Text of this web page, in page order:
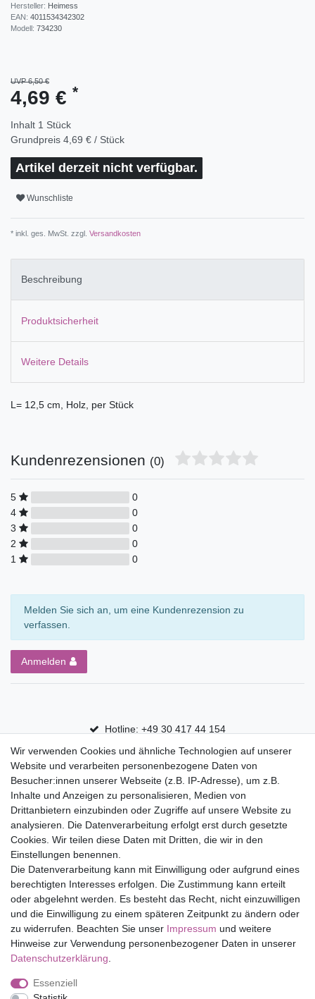
Hersteller: Heimess
EAN: 4011534342302
Modell: 734230
UVP 6,50 €
4,69 € *
Inhalt 1 Stück
Grundpreis 4,69 € / Stück
Artikel derzeit nicht verfügbar.
Wunschliste
* inkl. ges. MwSt. zzgl. Versandkosten
Beschreibung
Produktsicherheit
Weitere Details
L= 12,5 cm, Holz, per Stück
Kundenrezensionen (0)
5
0
4
0
3
0
2
0
1
0
Melden Sie sich an, um eine Kundenrezension zu
verfassen.
Anmelden
Hotline: +49 30 417 44 154
30 Tage Rückgaberecht
Versandfrei ab 75 € in Deutschland
Top Marken
Eduplay
Folia Bringmann
Shop
Mein Konto
Service
Versandkosten
Impressum
Wir verwenden Cookies und ähnliche Technologien auf unserer
Website und verarbeiten personenbezogene Daten von
Besucher:innen unserer Webseite (z.B. IP-Adresse), um z.B.
Inhalte und Anzeigen zu personalisieren, Medien von
Drittanbietern einzubinden oder Zugriffe auf unsere Website zu
analysieren. Die Datenverarbeitung erfolgt erst durch gesetzte
Cookies. Wir teilen diese Daten mit Dritten, die wir in den
Einstellungen benennen.
Die Datenverarbeitung kann mit Einwilligung oder aufgrund eines
berechtigten Interesses erfolgen. Die Zustimmung kann erteilt
oder abgelehnt werden. Es besteht das Recht, nicht einzuwilligen
und die Einwilligung zu einem späteren Zeitpunkt zu ändern oder
zu widerrufen. Beachten Sie unser Impressum und weitere
Hinweise zur Verwendung personenbezogener Daten in unserer
Daten­schutz­erklärung
Essenziell